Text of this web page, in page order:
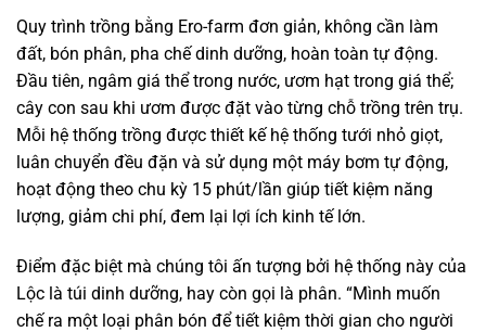
Quy trình trồng bằng Ero-farm đơn giản, không cần làm
đất, bón phân, pha chế dinh dưỡng, hoàn toàn tự động.
Đầu tiên, ngâm giá thể trong nước, ươm hạt trong giá thể;
cây con sau khi ươm được đặt vào từng chỗ trồng trên trụ.
Mỗi hệ thống trồng được thiết kế hệ thống tưới nhỏ giọt,
luân chuyển đều đặn và sử dụng một máy bơm tự động,
hoạt động theo chu kỳ 15 phút/lần giúp tiết kiệm năng
lượng, giảm chi phí, đem lại lợi ích kinh tế lớn.
Điểm đặc biệt mà chúng tôi ấn tượng bởi hệ thống này của
Lộc là túi dinh dưỡng, hay còn gọi là phân. “Mình muốn
chế ra một loại phân bón để tiết kiệm thời gian cho người